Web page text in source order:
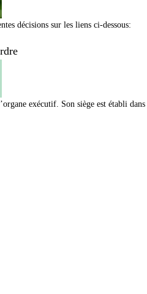
décisions sur les liens ci-dessous:
exécutif. Son siège est établi